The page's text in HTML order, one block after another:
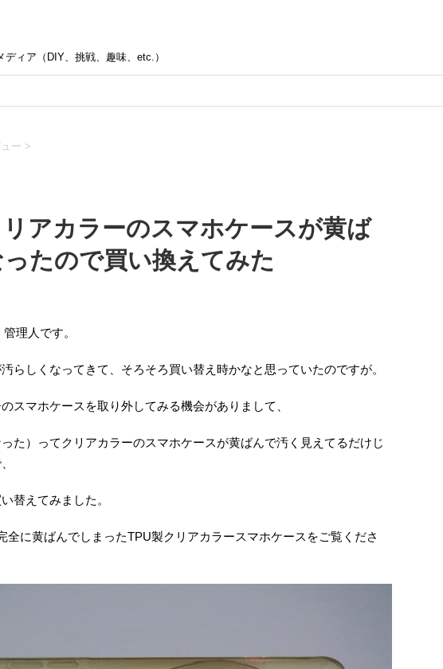
ィア（DIY、挑戦、趣味、etc.）
ー >
アカラーのスマホケースが黄ば
たので買い換えてみた
理人です。
らしくなってきて、そろそろ買い替え時かなと思っていたのですが。
スマホケースを取り外してみる機会がありまして、
た）ってクリアカラーのスマホケースが黄ばんで汚く見えてるだけじ
替えてみました。
全に黄ばんでしまったTPU製クリアカラースマホケースをご覧くださ